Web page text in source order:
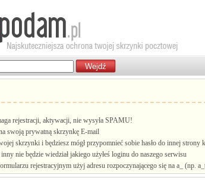
rejestracji, aktywacji, nie wysyła SPAMU!
swoją prywatną skrzynkę E-mail
skrzynki i będziesz mógł przypomnieć sobie hasło do innej strony
nie będzie wiedział jakiego użyłeś loginu do naszego serwisu
rejestracyjnym użyj adresu rozpoczynającego się na a_ (np.